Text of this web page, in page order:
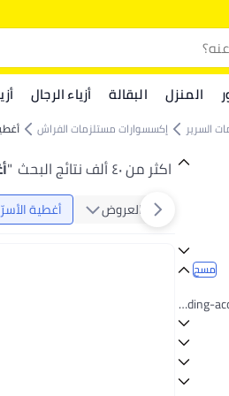
المنزل البقالة أزياء الرجال
السرير إكسسوارات مستلزمات الفراش
مسح
home-and-kitchen/bedding-16171/bedding-accessories/bed-skirts-22273
عرض التنائج
اكثر من ٤٠ ألف نتائج البحث "
العروض
أغطية